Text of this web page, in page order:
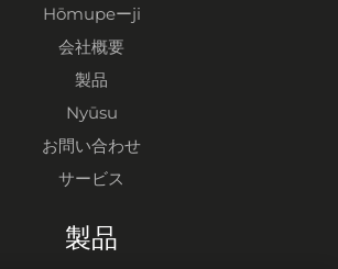
Hōmupeーji
会社概要
製品
Nyūsu
お問い合わせ
サービス
製品